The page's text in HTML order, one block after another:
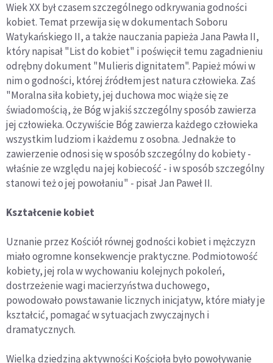
Wiek XX był czasem szczególnego odkrywania godności
kobiet. Temat przewija się w dokumentach Soboru
Watykańskiego II, a także nauczania papieża Jana Pawła II,
który napisał "List do kobiet" i poświęcił temu zagadnieniu
odrębny dokument "Mulieris dignitatem". Papież mówi w
nim o godności, której źródłem jest natura człowieka. Zaś
"Moralna siła kobiety, jej duchowa moc wiąże się ze
świadomością, że Bóg w jakiś szczególny sposób zawierza
jej człowieka. Oczywiście Bóg zawierza każdego człowieka
wszystkim ludziom i każdemu z osobna. Jednakże to
zawierzenie odnosi się w sposób szczególny do kobiety -
właśnie ze względu na jej kobiecość - i w sposób szczególny
stanowi też o jej powołaniu" - pisał Jan Paweł II.
Kształcenie kobiet
Uznanie przez Kościół równej godności kobiet i mężczyzn
miało ogromne konsekwencje praktyczne. Podmiotowość
kobiety, jej rola w wychowaniu kolejnych pokoleń,
dostrzeżenie wagi macierzyństwa duchowego,
powodowało powstawanie licznych inicjatyw, które miały je
kształcić, pomagać w sytuacjach zwyczajnych i
dramatycznych.
Wielką dziedziną aktywności Kościoła było powoływanie